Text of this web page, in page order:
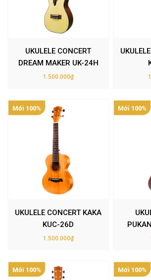
UKULELE CONCERT
DREAM MAKER UK-24H
1.500.000₫
Mới 100%
UKULELE CONCERT KAKA
KUC-26D
1.500.000₫
Mới 100%
Mới 100% Mới 100%